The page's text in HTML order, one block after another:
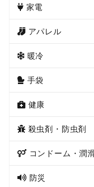
家電
アパレル
暖冷
手袋
健康
殺虫剤・防虫剤
コンドーム・潤
防災